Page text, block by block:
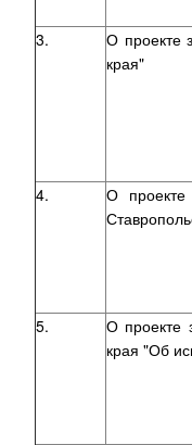
3.
О проекте
края"
4.
О проекте
5.
О проекте
края "Об